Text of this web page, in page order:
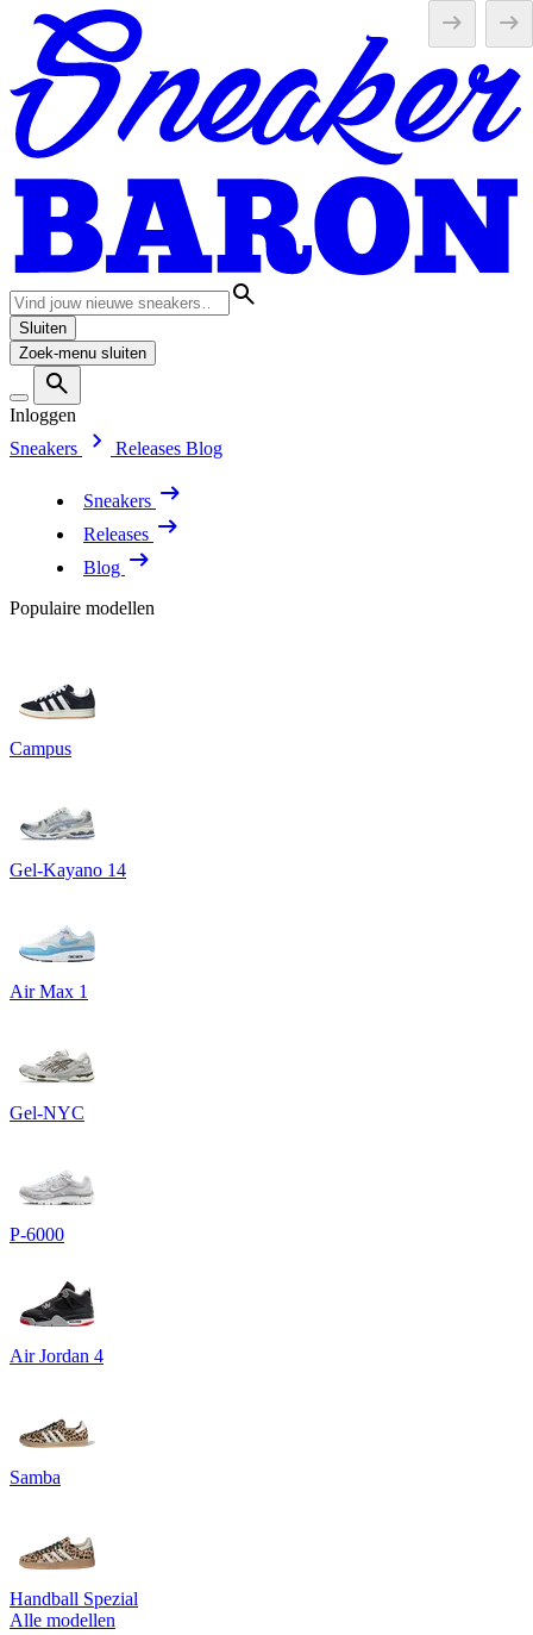
Sluiten
Zoek-menu sluiten
Inloggen
Sneakers
Releases Blog
Sneakers
Releases
Blog
Populaire modellen
Campus
Gel-Kayano 14
Air Max 1
Gel-NYC
P-6000
Air Jordan 4
Samba
Handball Spezial
Alle modellen